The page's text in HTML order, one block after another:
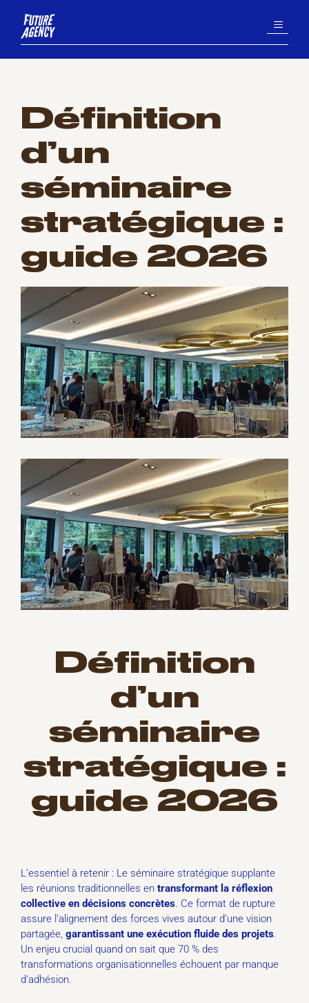
contenu
MENU
Définition
d’un
séminaire
stratégique :
guide 2026
Définition
d’un
séminaire
stratégique :
guide 2026
L’essentiel à retenir : Le séminaire stratégique supplante
les réunions traditionnelles en transformant la réflexion
collective en décisions concrètes. Ce format de rupture
assure l’alignement des forces vives autour d’une vision
partagée, garantissant une exécution fluide des projets.
Un enjeu crucial quand on sait que 70 % des
transformations organisationnelles échouent par manque
d’adhésion.